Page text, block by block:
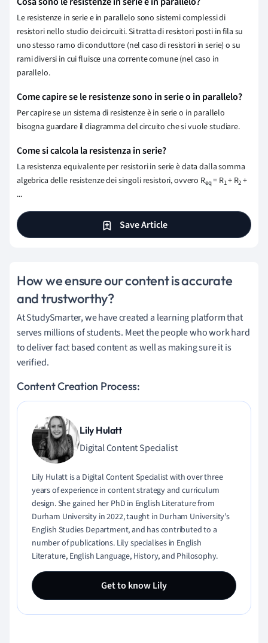
Le resistenze in serie e in parallelo sono sistemi complessi di
resistori nello studio dei circuiti. Si tratta di resistori posti in fila su
uno stesso ramo di conduttore (nel caso di resistori in serie) o su
rami diversi in cui fluisce una corrente comune (nel caso in
parallelo.
Come capire se le resistenze sono in serie o in parallelo?
Per capire se un sistema di resistenze è in serie o in parallelo
bisogna guardare il diagramma del circuito che si vuole studiare.
Come si calcola la resistenza in serie?
La resistenza equivalente per resistori in serie è data dalla somma
algebrica delle resistenze dei singoli resistori, ovvero Req= R1+ R2 +
...
Save Article
How we ensure our content is accurate
and trustworthy?
At StudySmarter, we have created a learning platform that
serves millions of students. Meet the people who work hard
to deliver fact based content as well as making sure it is
verified.
Content Creation Process:
Lily Hulatt
Digital Content Specialist
Lily Hulatt is a Digital Content Specialist with over three
years of experience in content strategy and curriculum
design. She gained her PhD in English Literature from
Durham University in 2022, taught in Durham University’s
English Studies Department, and has contributed to a
number of publications. Lily specialises in English
Literature, English Language, History, and Philosophy.
Get to know Lily